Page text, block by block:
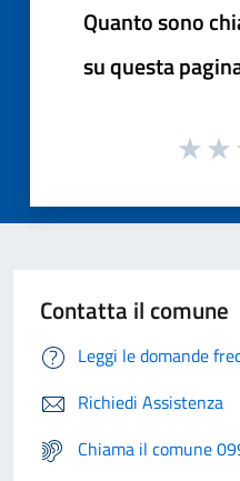
Quanto sono
su questa
Contatta il comune
Leggi le domande
Richiedi Assistenza
Chiama il comune